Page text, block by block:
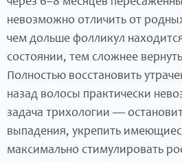
невозможно отличить от
чем дольше фолликул
состоянии, тем сложнее
Полностью восстановить
назад волосы практически
задача трихологии —
выпадения, укрепить
максимально стимулировать